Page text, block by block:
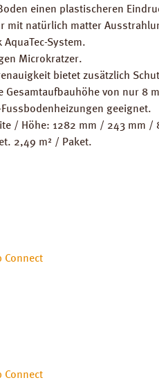
einen plastischeren
mit natürlich matter
System.
Microkratzer.
bietet zusätzlich
Gesamtaufbauhöhe von nur 8
geeignet.
/ Höhe: 1282 mm / 243 mm /
2,49 m² / Paket.
Connect
Connect